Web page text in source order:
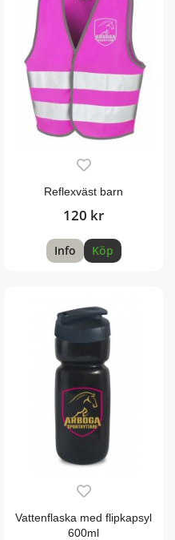
Reflexväst barn
120 kr
Info Köp
Vattenflaska med flipkapsyl
600ml